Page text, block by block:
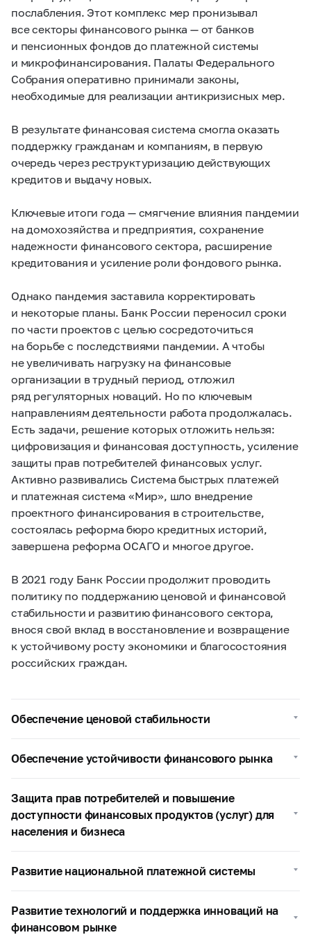
послабления. Этот комплекс мер пронизывал
все секторы финансового рынка — от банков
и пенсионных фондов до платежной системы
и микро­финансирования. Палаты Федерального
Собрания оперативно принимали законы,
необходимые для реализации антикризисных мер.
В результате финансовая система смогла оказать
поддержку гражданам и компаниям, в первую
очередь через реструктуризацию действующих
кредитов и выдачу новых.
Ключевые итоги года — смягчение влияния пандемии
на домохозяйства и предприятия, сохранение
надежности финансового сектора, расширение
кредитования и усиление роли фондового рынка.
Однако пандемия заставила корректировать
и некоторые планы. Банк России переносил сроки
по части проектов с целью сосредоточиться
на борьбе с последствиями пандемии. А чтобы
не увеличивать нагрузку на финансовые
организации в трудный период, отложил
ряд регуляторных новаций. Но по ключевым
направлениям деятельности работа продолжалась.
Есть задачи, решение которых отложить нельзя:
цифровизация и финансовая доступность, усиление
защиты прав потребителей финансовых услуг.
Активно развивались Система быстрых платежей
и платежная система «Мир», шло внедрение
проектного финансирования в строительстве,
состоялась реформа бюро кредитных историй,
завершена реформа ОСАГО и многое другое.
В 2021 году Банк России продолжит проводить
политику по поддержанию ценовой и финансовой
стабильности и развитию финансового сектора,
внося свой вклад в восстановление и возвращение
к устойчивому росту экономики и благосостояния
российских граждан.
Обеспечение ценовой стабильности
Обеспечение устойчивости финансового рынка
Защита прав потребителей и повышение
доступности финансовых продуктов (услуг) для
населения и бизнеса
Развитие национальной платежной системы
Развитие технологий и поддержка инноваций на
финансовом рынке